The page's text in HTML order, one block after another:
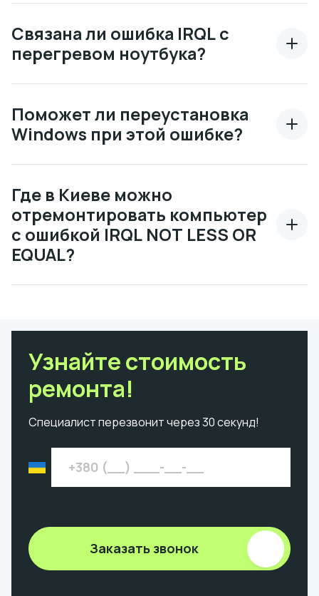
Связана ли ошибка IRQL с
перегревом ноутбука?
Поможет ли переустановка
Windows при этой ошибке?
Где в Киеве можно
отремонтировать компьютер
с ошибкой IRQL NOT LESS OR
EQUAL?
Узнайте стоимость
ремонта!
Специалист перезвонит через 30 секунд!
Заказать звонок